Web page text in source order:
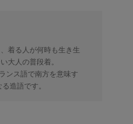
着る人が何時も生き生
大人の普段着。
ンス語で南方を意味す
造語です。